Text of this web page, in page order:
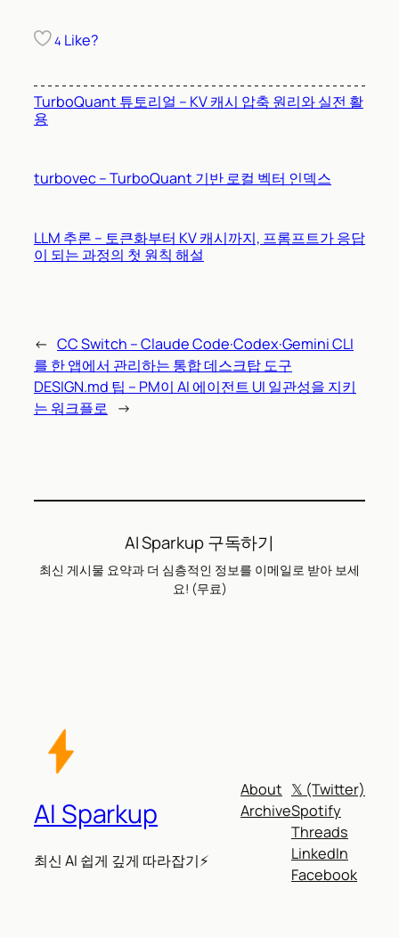
4 Like?
TurboQuant 튜토리얼 – KV 캐시 압축 원리와 실전 활
용
turbovec – TurboQuant 기반 로컬 벡터 인덱스
LLM 추론 – 토큰화부터 KV 캐시까지, 프롬프트가 응답
이 되는 과정의 첫 원칙 해설
← CC Switch – Claude Code·Codex·Gemini CLI
를 한 앱에서 관리하는 통합 데스크탑 도구
DESIGN.md 팁 – PM이 AI 에이전트 UI 일관성을 지키
는 워크플로 →
AI Sparkup 구독하기
최신 게시물 요약과 더 심층적인 정보를 이메일로 받아 보세
요! (무료)
AI Sparkup
최신 AI 쉽게 깊게 따라잡기⚡
About
Archive
𝕏 (Twitter)
Spotify
Threads
LinkedIn
Facebook